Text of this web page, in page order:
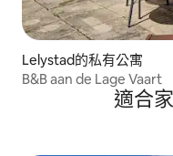
Lelystad的私有公寓
B&B aan de Lage Vaart
適合